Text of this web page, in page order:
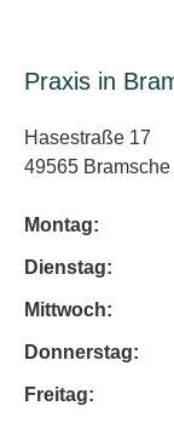
Praxis in
Hasestraße 17
49565 Bramsche
Montag:
Dienstag:
Mittwoch:
Donnerstag:
Freitag: